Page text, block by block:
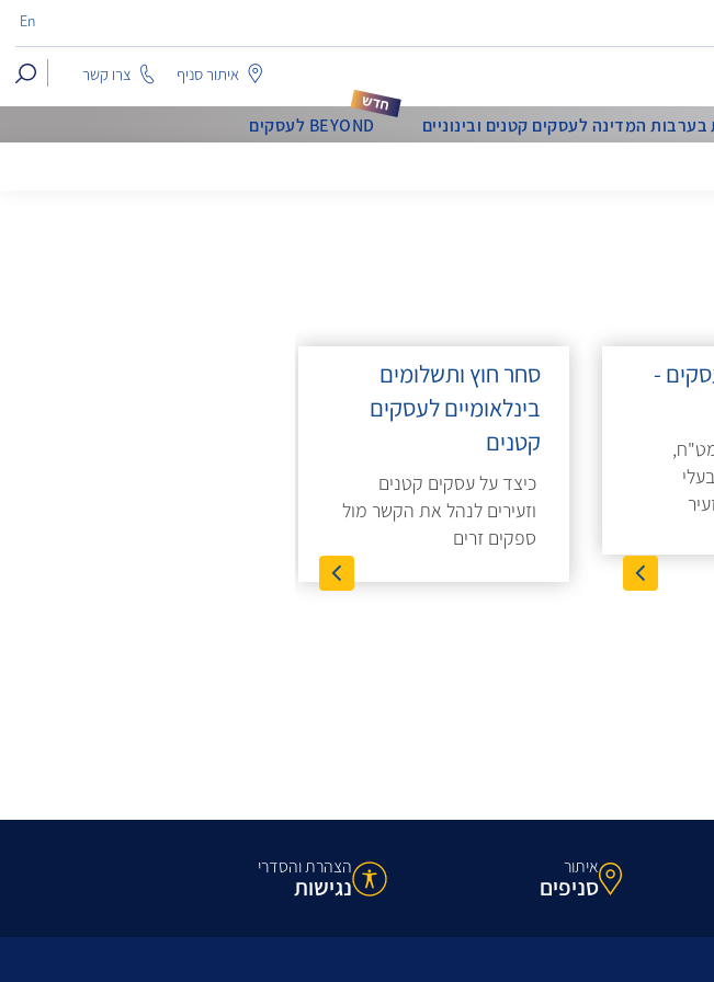
En
איתור סניף צרו קשר
בערבות המדינה לעסקים קטנים ובינוניים BEYOND לעסקים
-
סחר חוץ ותשלומים
בינלאומיים לעסקים
קטנים
כיצד על עסקים קטנים
וזעירים לנהל את הקשר מול
ספקים זרים
איתור
סניפים
הצהרת והסדרי
נגישות